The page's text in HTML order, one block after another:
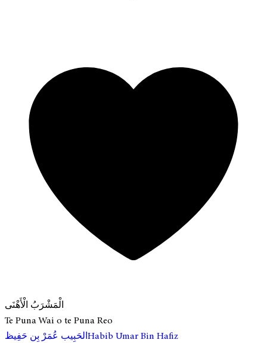
الْمَشْرَبُ الْأَهْنَى
Te Puna Wai o te Puna Reo
الحَبِيب عُمَرْ بِن حَفِيظHabib Umar Bin Hafiz